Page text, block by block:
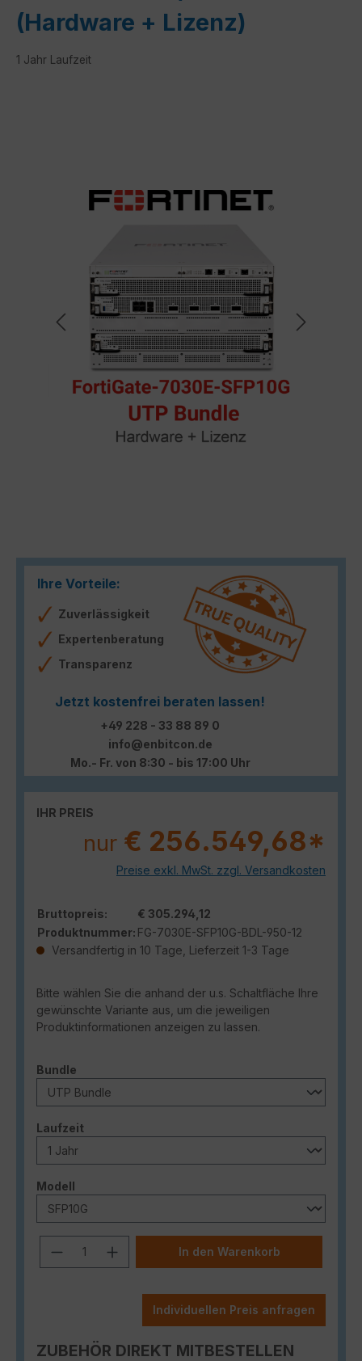
(Hardware + Lizenz)
1 Jahr Laufzeit
Ihre Vorteile:
Zuverlässigkeit
Expertenberatung
Transparenz
Jetzt kostenfrei beraten lassen!
+49 228 - 33 88 89 0
info@enbitcon.de
Mo.- Fr. von 8:30 - bis 17:00 Uhr
IHR PREIS
nur € 256.549,68*
Preise exkl. MwSt. zzgl. Versandkosten
Bruttopreis:
€ 305.294,12
Produktnummer: FG-7030E-SFP10G-BDL-950-12
Versandfertig in 10 Tage, Lieferzeit 1-3 Tage
Bitte wählen Sie die anhand der u.s. Schaltfläche Ihre
gewünschte Variante aus, um die jeweiligen
Produktinformationen anzeigen zu lassen.
Bundle
Laufzeitauswählen
Modell
Produkt Anzahl: Gib den
In den Warenkorb
Individuellen Preis anfragen
ZUBEHÖR DIREKT MITBESTELLEN